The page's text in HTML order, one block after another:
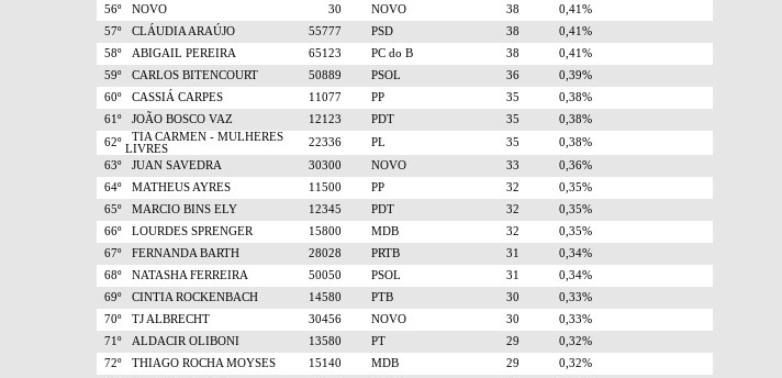
56º
NOVO 30 NOVO 38
0,41%
57º
CLÁUDIA ARAÚJO 55777 PSD 38
0,41%
58º
ABIGAIL PEREIRA 65123 PC do B 38
0,41%
59º
CARLOS BITENCOURT 50889 PSOL 36
0,39%
60º
CASSIÁ CARPES 11077 PP 35
0,38%
61º
JOÃO BOSCO VAZ 12123 PDT 35
0,38%
62º
TIA CARMEN - MULHERES
LIVRES
22336 PL 35
0,38%
63º
JUAN SAVEDRA 30300 NOVO 33
0,36%
64º
MATHEUS AYRES 11500 PP 32
0,35%
65º
MARCIO BINS ELY 12345 PDT 32
0,35%
66º
LOURDES SPRENGER 15800 MDB 32
0,35%
67º
FERNANDA BARTH 28028 PRTB 31
0,34%
68º
NATASHA FERREIRA 50050 PSOL 31
0,34%
69º
CINTIA ROCKENBACH 14580 PTB 30
0,33%
70º
TJ ALBRECHT 30456 NOVO 30
0,33%
71º
ALDACIR OLIBONI 13580 PT 29
0,32%
72º
THIAGO ROCHA MOYSES 15140 MDB 29
0,32%